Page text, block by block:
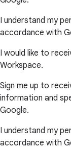
I understand my
accordance with
I would like to
Workspace.
Sign me up to
information and
Google.
I understand my
accordance with